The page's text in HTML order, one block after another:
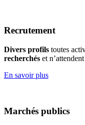
Recrutement
Divers profils toutes
recherchés et
En savoir plus
Marchés publics